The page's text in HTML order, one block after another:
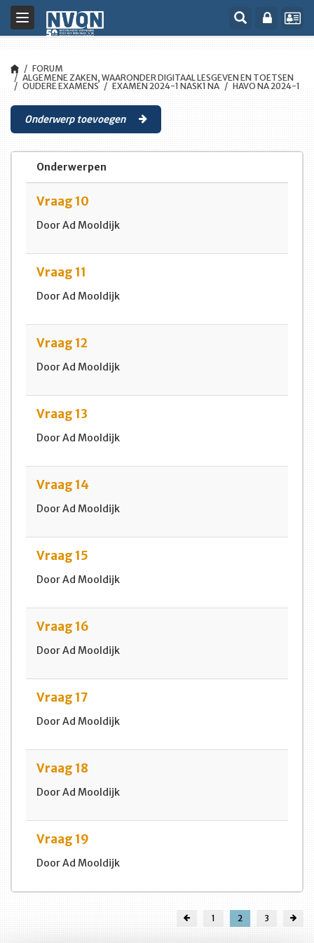
Toggle
navigation
FORUM
ALGEMENE ZAKEN, WAARONDER DIGITAAL LESGEVEN EN TOETSEN
OUDERE EXAMENS
EXAMEN 2024-1 NASK1 NA HAVO NA 2024-1
Onderwerp toevoegen
Onderwerpen
Vraag 10
Door Ad Mooldijk
Vraag 11
Door Ad Mooldijk
Vraag 12
Door Ad Mooldijk
Vraag 13
Door Ad Mooldijk
Vraag 14
Door Ad Mooldijk
Vraag 15
Door Ad Mooldijk
Vraag 16
Door Ad Mooldijk
Vraag 17
Door Ad Mooldijk
Vraag 18
Door Ad Mooldijk
Vraag 19
Door Ad Mooldijk
1 2 3